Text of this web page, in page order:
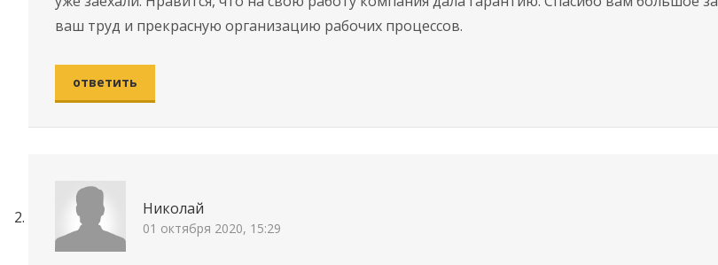
ваш труд и прекрасную организацию рабочих процессов.
ответить
Николай
01 октября 2020, 15:29